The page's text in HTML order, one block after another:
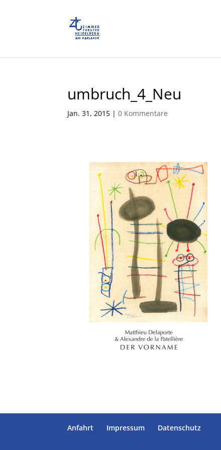
umbruch_4_Neu
Jan. 31, 2015 |0 Kommentare
Anfahrt Impressum Datenschutz